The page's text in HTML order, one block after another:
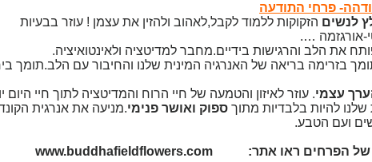
פרחי התודעה
לנשים הזקוקות ללמוד לקבל,לאהוב ולהזין את עצמן ! עוזר בבעיות
אורגזמה ….
את הלב והרגישות בידיים.מחבר למדיטציה ולאינטואיציה.
בזרימה בריאה של האנרגיה המינית שלנו והחיבור עם הלב.תומך
עצמי. עוזר לאיזון והטמעה של חיי הרוח והמדיטציה לתוך חיי היום
להיות בלבדיות מתוך ספוק ואושר פנימי.מניעה את אנרגית
ועם הטבע.
לאינפורמציה מורחבת ותמונות של הפרחים ראו אתר: www.buddhafieldflowers.com